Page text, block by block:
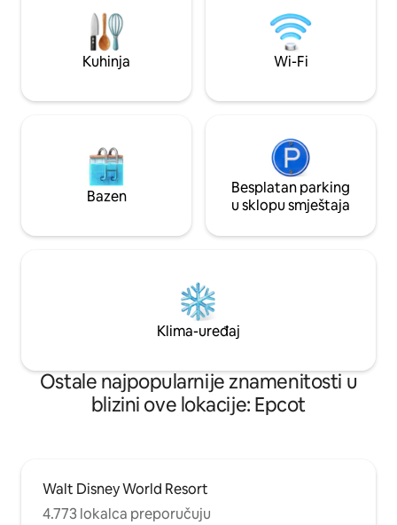
stolnim nogometom i bilijarskim stolom ili
se opustite uz ugodne večeri uz
društvene igre. 🏰 Životinjsko carstvo 10
min Epcot i Hollywood Studios 15 min
nezaboravne porodične uspomene!
roštiljem i
Kuhinja Wi-Fi
Bazen
Besplatan parking
u sklopu smještaja
Klima-uređaj
Ostale najpopularnije znamenitosti u
blizini ove lokacije: Epcot
Walt Disney World Resort
4.773 lokalca preporučuju